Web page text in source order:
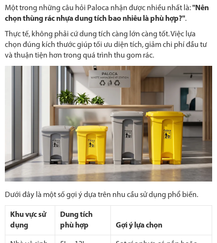
Một trong những câu hỏi Paloca nhận được nhiều nhất là:"Nên
chọn thùng rác nhựa dung tích bao nhiêu là phù hợp?".
Thực tế, không phải cứ dung tích càng lớn càng tốt. Việc lựa
chọn đúng kích thước giúp tối ưu diện tích, giảm chi phí đầu tư
và thuận tiện hơn trong quá trình thu gom rác.
Dưới đây là một số gợi ý dựa trên nhu cầu sử dụng phổ biến.
Khu vực sử
dụng
Dung tích
phù hợp
Gợi ý lựa chọn